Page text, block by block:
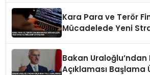
Kara Para ve Terör
Mücadelede Yeni
Bakan Uraloğlu’ndan
Açıklaması Başlama